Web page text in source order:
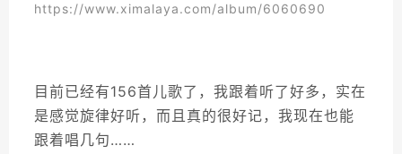
https://www.ximalaya.com/album/6060690
目前已经有156首儿歌了，我跟着听了好多，实在
是感觉旋律好听，而且真的很好记，我现在也能
跟着唱几句……